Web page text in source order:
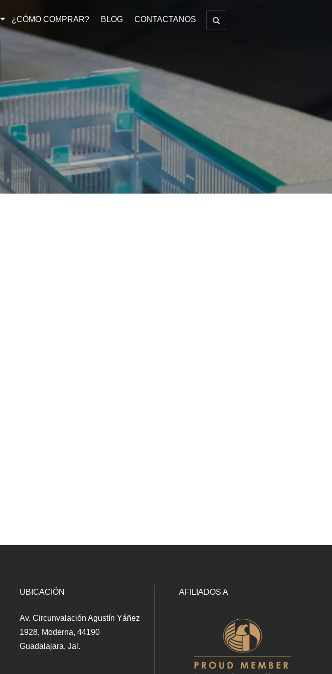
¿CÓMO COMPRAR? BLOG CONTACTANOS
UBICACIÓN
Av. Circunvalación Agustín Yáñez
1928, Moderna, 44190
Guadalajara, Jal.
AFILIADOS A